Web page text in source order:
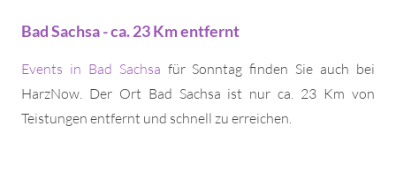
Bad Sachsa - ca. 23 Km entfernt
Events in Bad Sachsa für Sonntag finden Sie auch bei
HarzNow. Der Ort Bad Sachsa ist nur ca. 23 Km von
Teistungen entfernt und schnell zu erreichen.